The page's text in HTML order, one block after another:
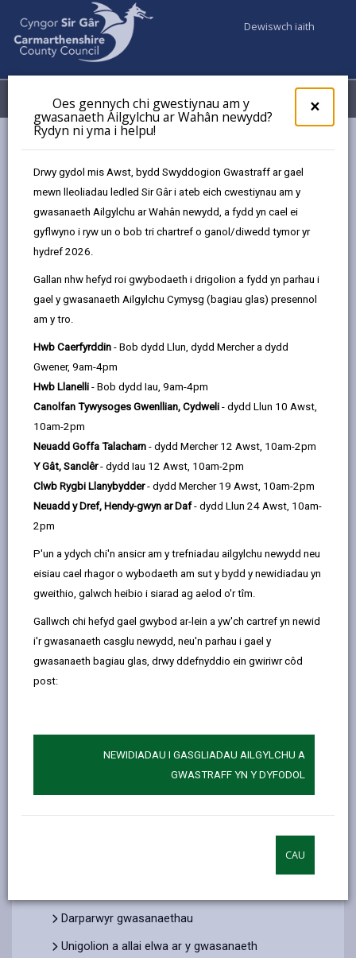
×
Oes gennych chi gwestiynau am y
gwasanaeth Ailgylchu ar Wahân newydd?
Rydyn ni yma i helpu!
Drwy gydol mis Awst, bydd Swyddogion Gwastraff ar gael
mewn lleoliadau ledled Sir Gâr i ateb eich cwestiynau am y
gwasanaeth Ailgylchu ar Wahân newydd, a fydd yn cael ei
gyflwyno i ryw un o bob tri chartref o ganol/diwedd tymor yr
hydref 2026.
Gallan nhw hefyd roi gwybodaeth i drigolion a fydd yn parhau i
gael y gwasanaeth Ailgylchu Cymysg (bagiau glas) presennol
am y tro.
Hwb Caerfyrddin - Bob dydd Llun, dydd Mercher a dydd
Gwener, 9am-4pm
Hwb Llanelli - Bob dydd Iau, 9am-4pm
Canolfan Tywysoges Gwenllian, Cydweli - dydd Llun 10 Awst,
10am-2pm
Neuadd Goffa Talacharn - dydd Mercher 12 Awst, 10am-2pm
Y Gât, Sanclêr- dydd Iau 12 Awst, 10am-2pm
Clwb Rygbi Llanybydder- dydd Mercher 19 Awst, 10am-2pm
Neuadd y Dref, Hendy-gwyn ar Daf- dydd Llun 24 Awst, 10am-
2pm
P'un a ydych chi'n ansicr am y trefniadau ailgylchu newydd neu
eisiau cael rhagor o wybodaeth am sut y bydd y newidiadau yn
gweithio, galwch heibio i siarad ag aelod o'r tîm.
Gallwch chi hefyd gael gwybod ar-lein a yw'ch cartref yn newid
i'r gwasanaeth casglu newydd, neu'n parhau i gael y
gwasanaeth bagiau glas, drwy ddefnyddio ein gwiriwr côd
post:
NEWIDIADAU I GASGLIADAU AILGYLCHU A
GWASTRAFF YN Y DYFODOL
CAU
Dewiswch iaith
Dewislen
Y Ganolfan Byw’n Annibynnol
Y Ganolfan Byw’n Annibynnol
Mae’r Ganolfan Byw’n Annibynnol yn fan lle gallwch
gael gwybodaeth am amrywiaeth o wasanaethau a
gweld y cynhyrchion sydd ar gael i helpu gyda
symudedd ac annibyniaeth. Nid yw’r ganolfan yn
gwerthu nac yn hyrwyddo cynhyrchion neu
wasanaethau; y cyfan y mae’n ei ddarparu yw
gwybodaeth a chanllawiau ar gymhwysedd a’r hyn
sydd ar gael drwy’r broses presgripsiwn ar gyfer offer
cymunedol, a ddarperir gan
Wasanaeth Offer Cymunedol Integredig Sir
Gaerfyrddin
Oriau agor
Rydym yn cynnig apwyntiadau 30 munud wedi'u
harchebu ymlaen llaw ac yn awgrymu eich bod yn
Dydd Llun i ddydd Gwener, 9.30am i 2.30pm
Mae ein gwasanaethau ar gael i’r canlynol:
Darparwyr gwasanaethau
Unigolion a allai elwa ar y gwasanaeth